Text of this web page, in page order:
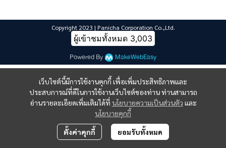
เว็บไซต์นี้มีการใช้งานคุกกี้ เพื่อเพิ่มประสิทธิภาพและ
ประสบการณ์ที่ดีในการใช้งานเว็บไซต์ของท่าน ท่านสามารถ
อ่านรายละเอียดเพิ่มเติมได้ที่ นโยบายความเป็นส่วนตัว และ
นโยบายคุกกี้
ตั้งค่าคุกกี้ ยอมรับทั้งหมด
Copyright 2023 | Panicha Corporation Co.,Ltd.
ผู้เข้าชมทั้งหมด 3,003
Powered By MakeWebEasy